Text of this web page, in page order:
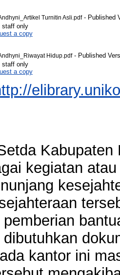
Turnitin Asli.pdf- Published
staff only
a copy
Hidup.pdf- Published
staff only
a copy
kegiatan
kantor ini